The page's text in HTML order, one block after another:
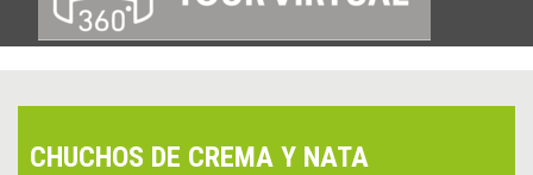
CHUCHOS DE CREMA Y NATA